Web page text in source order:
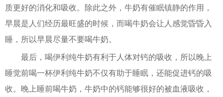
质更好的消化和吸收。除此之外，牛奶有催眠镇静的作用，
早晨是人们经历最旺盛的时候，而喝牛奶会让人感觉昏昏入
睡，所以早晨尽量不要喝牛奶。
最后，喝伊利纯牛奶有利于人体对钙的吸收，所以晚上
睡觉前喝一杯伊利纯牛奶不仅有助于睡眠，还能促进钙的吸
收。晚上睡前喝牛奶，牛奶中的钙能够很好的被血液吸收，